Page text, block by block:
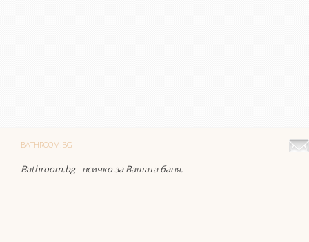
BATHROOM.BG
Bathroom.bg - всичко за Вашата баня.